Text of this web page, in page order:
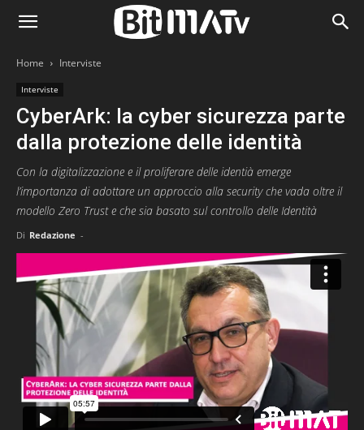
Home Interviste
Interviste
CyberArk: la cyber sicurezza parte
dalla protezione delle identità
Con la digitalizzazione e il proliferare delle identià emerge
l’importanza di adottare un approccio alla security che vada oltre il
modello Zero Trust e che sia basato sul controllo delle Identità
Di Redazione -